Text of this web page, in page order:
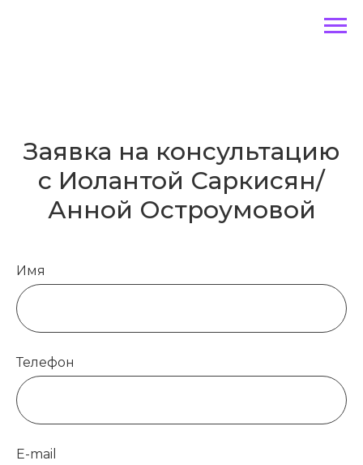
Заявка на консультацию
с Иолантой Саркисян/
Анной Остроумовой
Имя
Телефон
E-mail